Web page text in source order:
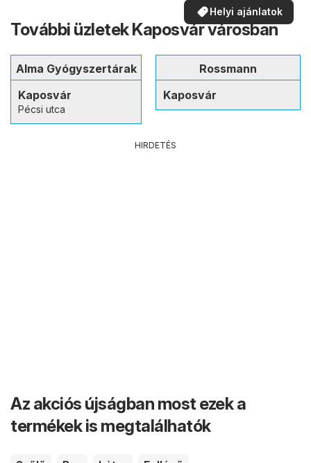
Helyi ajánlatok
További üzletek Kaposvár városban
Alma Gyógyszertárak
Kaposvár
Pécsi utca
Rossmann
Kaposvár
HIRDETÉS
Az akciós újságban most ezek a
termékek is megtalálhatók